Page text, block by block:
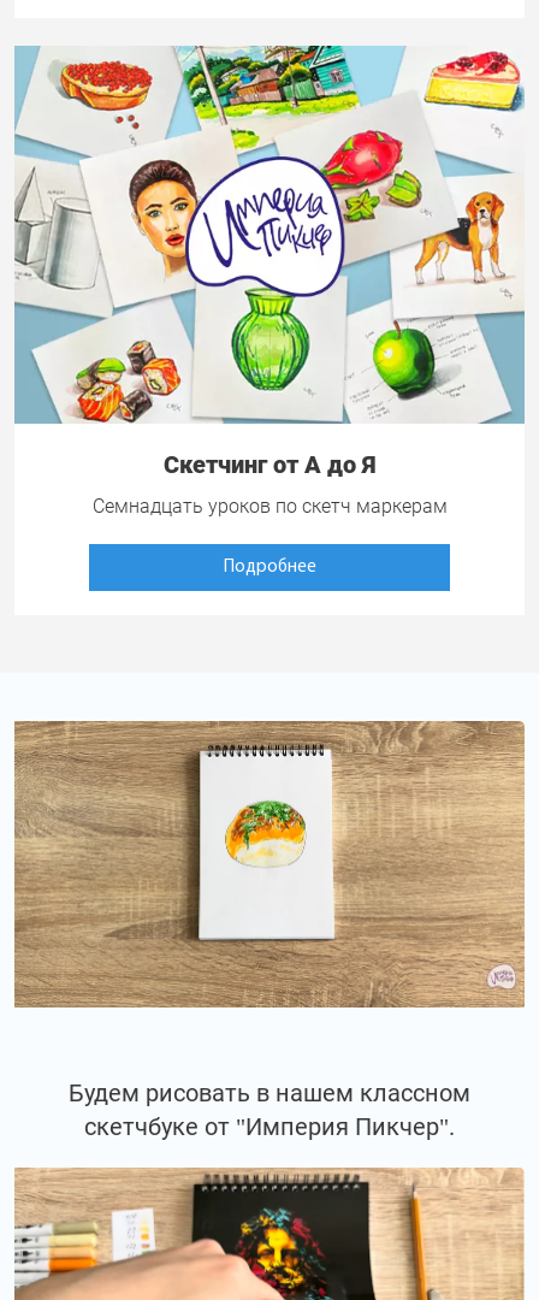
Скетчинг от А до Я
Семнадцать уроков по скетч маркерам
Подробнее
Будем рисовать в нашем классном
скетчбуке от "Империя Пикчер".